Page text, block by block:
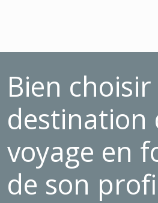
Bien choisir
destination
voyage en
de son